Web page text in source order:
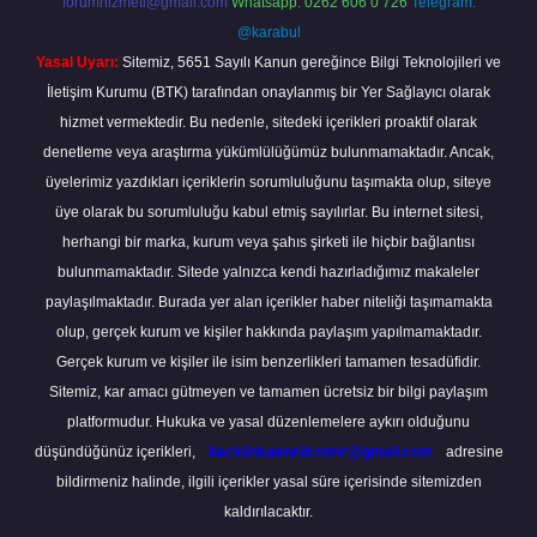
@karabul
Yasal Uyarı: Sitemiz, 5651 Sayılı Kanun gereğince Bilgi Teknolojileri ve
İletişim Kurumu (BTK) tarafından onaylanmış bir Yer Sağlayıcı olarak
hizmet vermektedir. Bu nedenle, sitedeki içerikleri proaktif olarak
denetleme veya araştırma yükümlülüğümüz bulunmamaktadır. Ancak,
üyelerimiz yazdıkları içeriklerin sorumluluğunu taşımakta olup, siteye
üye olarak bu sorumluluğu kabul etmiş sayılırlar. Bu internet sitesi,
herhangi bir marka, kurum veya şahıs şirketi ile hiçbir bağlantısı
bulunmamaktadır. Sitede yalnızca kendi hazırladığımız makaleler
paylaşılmaktadır. Burada yer alan içerikler haber niteliği taşımamakta
olup, gerçek kurum ve kişiler hakkında paylaşım yapılmamaktadır.
Gerçek kurum ve kişiler ile isim benzerlikleri tamamen tesadüfidir.
Sitemiz, kar amacı gütmeyen ve tamamen ücretsiz bir bilgi paylaşım
platformudur. Hukuka ve yasal düzenlemelere aykırı olduğunu
düşündüğünüz içerikleri,
backlinkpanelicomtr@gmail.com
adresine
bildirmeniz halinde, ilgili içerikler yasal süre içerisinde sitemizden
kaldırılacaktır.